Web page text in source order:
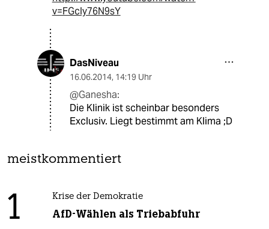
v=FGcIy76N9sY
DasNiveau
16.06.2014, 14:19 Uhr
@Ganesha:
Die Klinik ist scheinbar besonders
Exclusiv. Liegt bestimmt am Klima ;D
meistkommentiert
1 Krise der Demokratie
AfD-Wählen als Triebabfuhr